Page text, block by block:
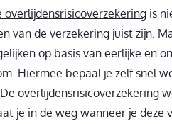
overlijdensrisicoverzekering is
van de verzekering juist zijn.
op basis van eerlijke en
Hiermee bepaal je zelf snel
overlijdensrisicoverzekering
je in de weg wanneer je